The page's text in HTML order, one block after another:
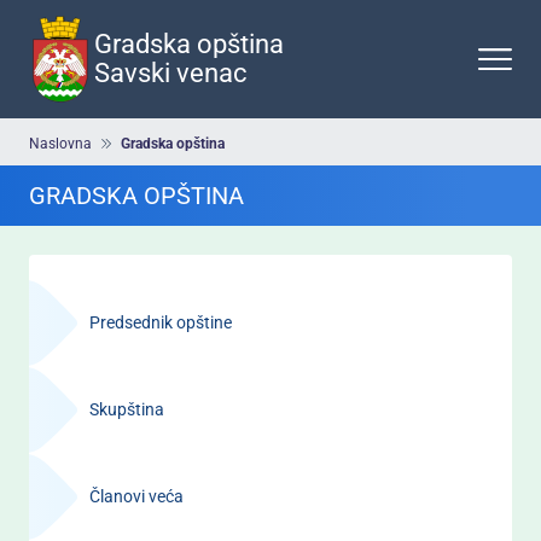
Preskoči
glavni
sadržaja
Gradska opština
Savski venac
Breadcrumb
Naslovna Gradska opština
GRADSKA OPŠTINA
ГрадскаPredsednik opštine
Skupština
Članovi veća